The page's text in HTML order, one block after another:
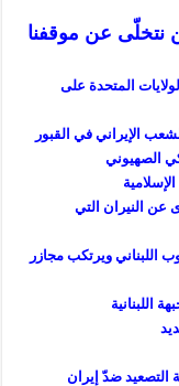
نتخلّى عن موقفنا
المتحدة على
الإيراني في القبور
عن النيران التي
اللبناني ويرتكب مجازر
اللبنانية
التصعيد ضدّ إيران